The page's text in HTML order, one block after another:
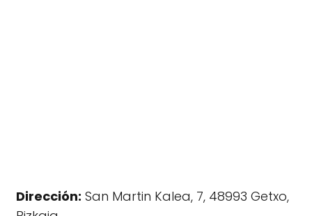
Dirección: San Martin Kalea, 7, 48993 Getxo,